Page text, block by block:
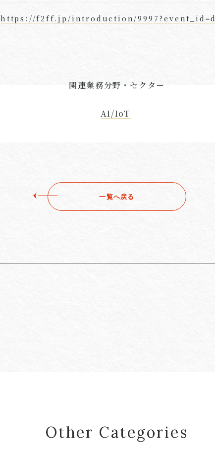
https://f2ff.jp/introduction/
関連業務分野・セクター
AI/IoT
一覧へ戻る
Other Categories